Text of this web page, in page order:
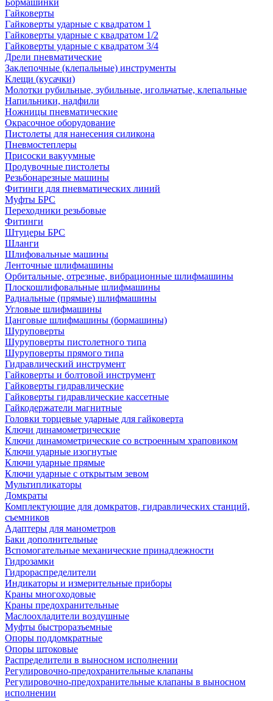
Бормашинки
Гайковерты
Гайковерты ударные с квадратом 1
Гайковерты ударные с квадратом 1/2
Гайковерты ударные с квадратом 3/4
Дрели пневматические
Заклепочные (клепальные) инструменты
Клещи (кусачки)
Молотки рубильные, зубильные, игольчатые, клепальные
Напильники, надфили
Ножницы пневматические
Окрасочное оборудование
Пистолеты для нанесения силикона
Пневмостеплеры
Присоски вакуумные
Продувочные пистолеты
Резьбонарезные машины
Фитинги для пневматических линий
Муфты БРС
Переходники резьбовые
Фитинги
Штуцеры БРС
Шланги
Шлифовальные машины
Ленточные шлифмашины
Орбитальные, отрезные, вибрационные шлифмашины
Плоскошлифовальные шлифмашины
Радиальные (прямые) шлифмашины
Угловые шлифмашины
Цанговые шлифмашины (бормашины)
Шуруповерты
Шуруповерты пистолетного типа
Шуруповерты прямого типа
Гидравлический инструмент
Гайковерты и болтовой инструмент
Гайковерты гидравлические
Гайковерты гидравлические кассетные
Гайкодержатели магнитные
Головки торцевые ударные для гайковерта
Ключи динамометрические
Ключи динамометрические со встроенным храповиком
Ключи ударные изогнутые
Ключи ударные прямые
Ключи ударные с открытым зевом
Мультипликаторы
Домкраты
Комплектующие для домкратов, гидравлических станций,
съемников
Адаптеры для манометров
Баки дополнительные
Вспомогательные механические принадлежности
Гидрозамки
Гидрораспределители
Индикаторы и измерительные приборы
Краны многоходовые
Краны предохранительные
Маслоохладители воздушные
Муфты быстроразъемные
Опоры поддомкратные
Опоры штоковые
Распределители в выносном исполнении
Регулировочно-предохранительные клапаны
Регулировочно-предохранительные клапаны в выносном
исполнении